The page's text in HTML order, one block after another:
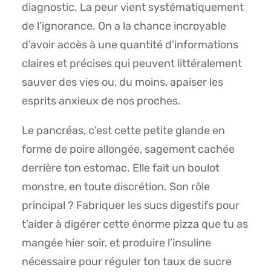
diagnostic. La peur vient systématiquement
de l’ignorance. On a la chance incroyable
d’avoir accès à une quantité d’informations
claires et précises qui peuvent littéralement
sauver des vies ou, du moins, apaiser les
esprits anxieux de nos proches.
Le pancréas, c’est cette petite glande en
forme de poire allongée, sagement cachée
derrière ton estomac. Elle fait un boulot
monstre, en toute discrétion. Son rôle
principal ? Fabriquer les sucs digestifs pour
t’aider à digérer cette énorme pizza que tu as
mangée hier soir, et produire l’insuline
nécessaire pour réguler ton taux de sucre